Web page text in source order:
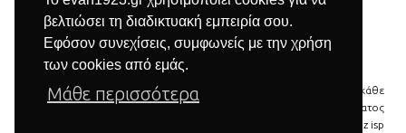
βελτιώσει τη διαδικτυακή εμπειρία σου.
Εφόσον συνεχίσεις, συμφωνείς με την χρήση
των cookies από εμάς.
Μάθε περισσότερα
© 2026 Βιομηχανία επίπλων Μπαξεβανίδης | Με την επιφύλαξη κάθε
νόμιμου δικαιώματος
manbiz isp